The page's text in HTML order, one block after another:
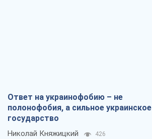
Ответ на украинофобию – не
полонофобия, а сильное украинское
государство
Николай Княжицкий 426